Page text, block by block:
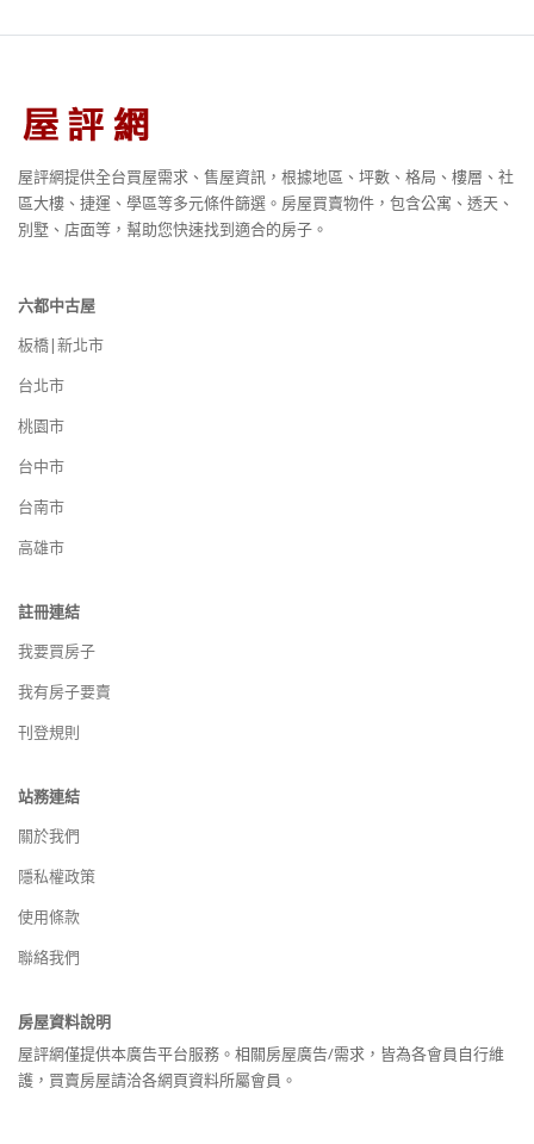
屋評網提供全台買屋需求、售屋資訊，根據地區、坪數、格局、樓層、社
區大樓、捷運、學區等多元條件篩選。房屋買賣物件，包含公寓、透天、
別墅、店面等，幫助您快速找到適合的房子。
六都中古屋
板橋|新北市
台北市
桃園市
台中市
台南市
高雄市
註冊連結
我要買房子
我有房子要賣
刊登規則
站務連結
關於我們
隱私權政策
使用條款
聯絡我們
房屋資料說明
屋評網僅提供本廣告平台服務。相關房屋廣告/需求，皆為各會員自行維
護，買賣房屋請洽各網頁資料所屬會員。